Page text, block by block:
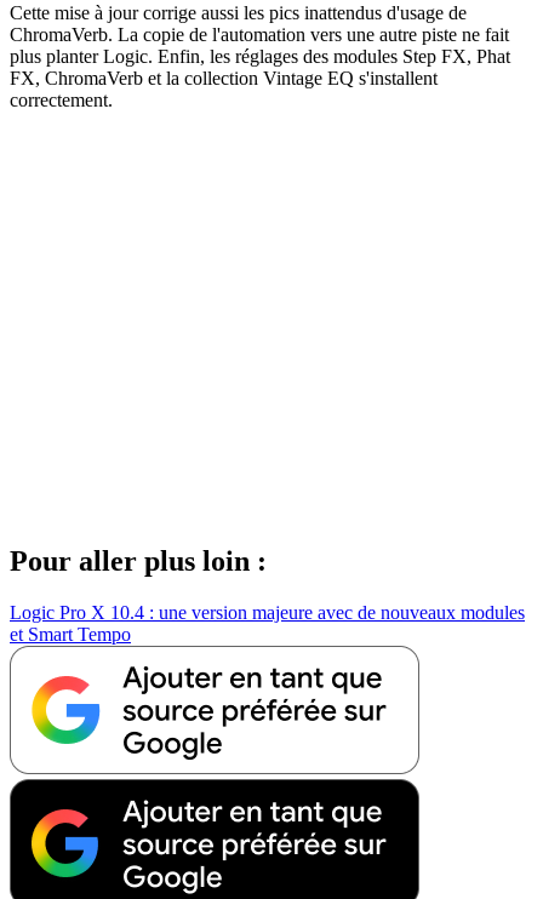
Cette mise à jour corrige aussi les pics inattendus d'usage de
ChromaVerb. La copie de l'automation vers une autre piste ne fait
plus planter Logic. Enfin, les réglages des modules Step FX, Phat
FX, ChromaVerb et la collection Vintage EQ s'installent
correctement.
Pour aller plus loin :
Logic Pro X 10.4 : une version majeure avec de nouveaux modules
et Smart Tempo